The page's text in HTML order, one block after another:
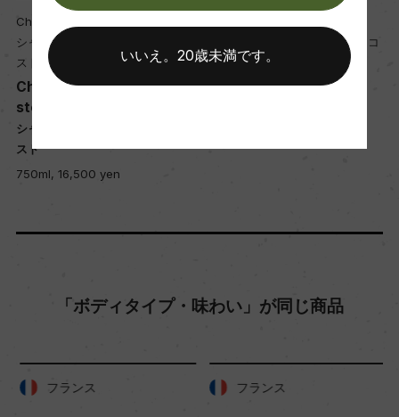
年間生産量
ー
栽培面積
0
平均収量
Chateau Grand Puy Lacoste
シャトー・グラン・ピュイ・ラコ
スト
Chateau Grand Puy Laco
ste
シャトー・グラン・ピュイ・ラコ
スト
750ml, 16,500 yen
シャトー・グラン・ピュイ・ラコ
スト
Lacoste Borie
「ボディタイプ・味わい」が同じ商品
フランス フランス
いいえ。20歳未満です。